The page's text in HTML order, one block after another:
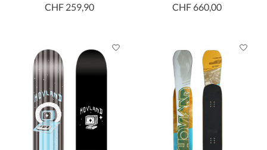
CHF 259,90 CHF 660,00